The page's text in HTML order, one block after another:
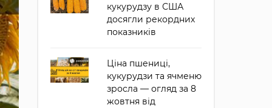
кукурудзу в США
досягли рекордних
показників
Ціна пшениці,
кукурудзи та ячменю
зросла — огляд за 8
жовтня від